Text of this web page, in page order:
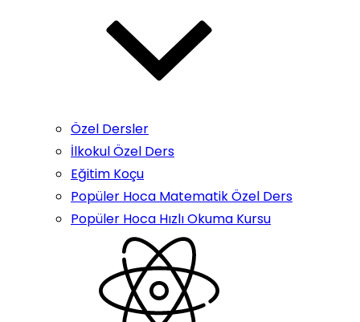
Özel Dersler
İlkokul Özel Ders
Eğitim Koçu
Popüler Hoca Matematik Özel Ders
Popüler Hoca Hızlı Okuma Kursu